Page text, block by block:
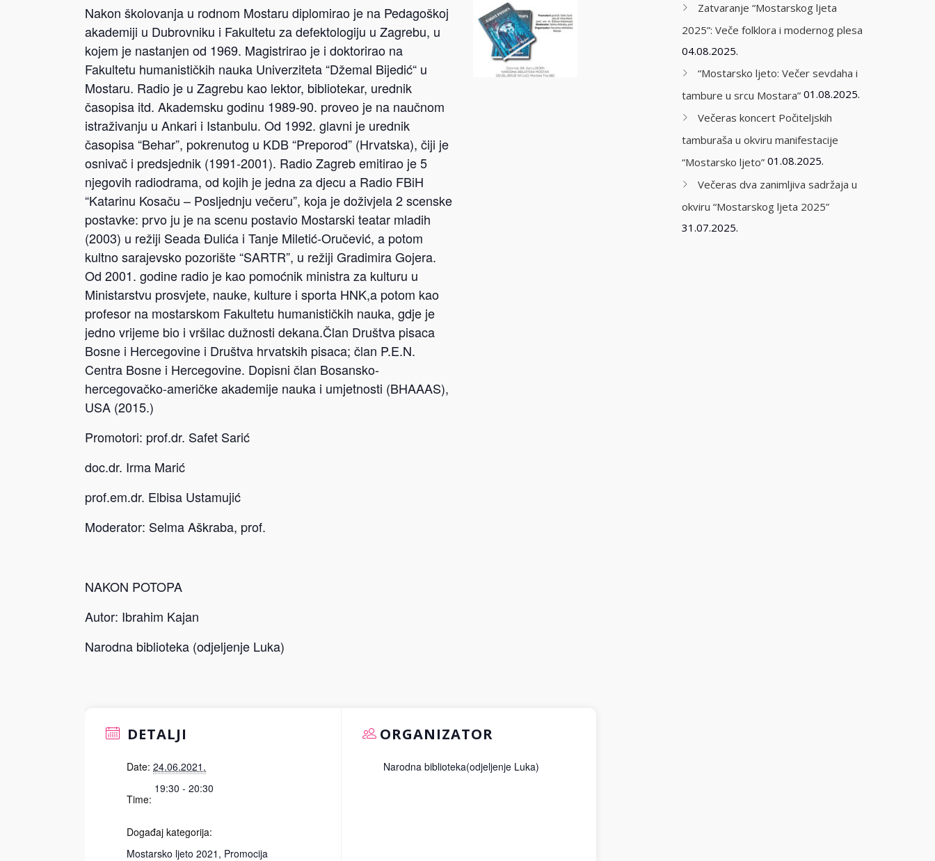
Nakon školovanja u rodnom Mostaru diplomirao je na Pedagoškoj
akademiji u Dubrovniku i Fakultetu za defektologiju u Zagrebu, u
kojem je nastanjen od 1969. Magistrirao je i doktorirao na
Fakultetu humanističkih nauka Univerziteta “Džemal Bijedić“ u
Mostaru. Radio je u Zagrebu kao lektor, bibliotekar, urednik
časopisa itd. Akademsku godinu 1989-90. proveo je na naučnom
istraživanju u Ankari i Istanbulu. Od 1992. glavni je urednik
časopisa “Behar”, pokrenutog u KDB “Preporod” (Hrvatska), čiji je
osnivač i predsjednik (1991-2001). Radio Zagreb emitirao je 5
njegovih radiodrama, od kojih je jedna za djecu a Radio FBiH
“Katarinu Kosaču – Posljednju večeru”, koja je doživjela 2 scenske
postavke: prvo ju je na scenu postavio Mostarski teatar mladih
(2003) u režiji Seada Đulića i Tanje Miletić-Oručević, a potom
kultno sarajevsko pozorište “SARTR”, u režiji Gradimira Gojera.
Od 2001. godine radio je kao pomoćnik ministra za kulturu u
Ministarstvu prosvjete, nauke, kulture i sporta HNK,a potom kao
profesor na mostarskom Fakultetu humanističkih nauka, gdje je
jedno vrijeme bio i vršilac dužnosti dekana.Član Društva pisaca
Bosne i Hercegovine i Društva hrvatskih pisaca; član P.E.N.
Centra Bosne i Hercegovine. Dopisni član Bosansko-
hercegovačko-američke akademije nauka i umjetnosti (BHAAAS),
USA (2015.)
Promotori: prof.dr. Safet Sarić
doc.dr. Irma Marić
prof.em.dr. Elbisa Ustamujić
Moderator: Selma Aškraba, prof.
NAKON POTOPA
Autor: Ibrahim Kajan
Narodna biblioteka (odjeljenje Luka)
DETALJI
Date: 24.06.2021.
Time:
19:30 - 20:30
Događaj kategorija:
Mostarsko ljeto 2021 , Promocija
ORGANIZATOR
Narodna biblioteka(odjeljenje Luka)
Zatvaranje “Mostarskog ljeta
2025”: Veče folklora i modernog plesa
04.08.2025.
“Mostarsko ljeto: Večer sevdaha i
tambure u srcu Mostara” 01.08.2025.
Večeras koncert Počiteljskih
tamburaša u okviru manifestacije
“Mostarsko ljeto” 01.08.2025.
Večeras dva zanimljiva sadržaja u
okviru “Mostarskog ljeta 2025”
31.07.2025.